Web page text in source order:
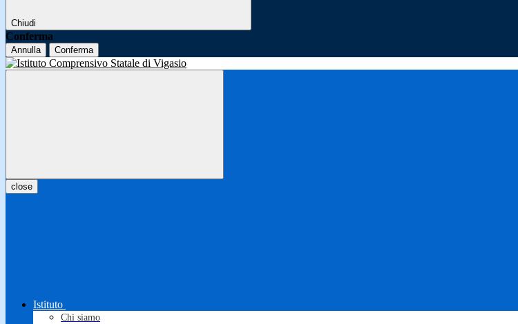
Chiudi
Conferma
Annulla Conferma
close
Istituto
Chi siamo